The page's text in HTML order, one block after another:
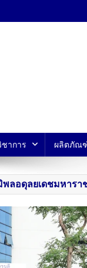
มหิดล
าการ ผลิตภัณ
ลอดุลยเดชมหาร